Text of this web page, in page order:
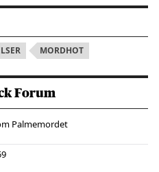
MORDHOT
Forum
Palmemordet